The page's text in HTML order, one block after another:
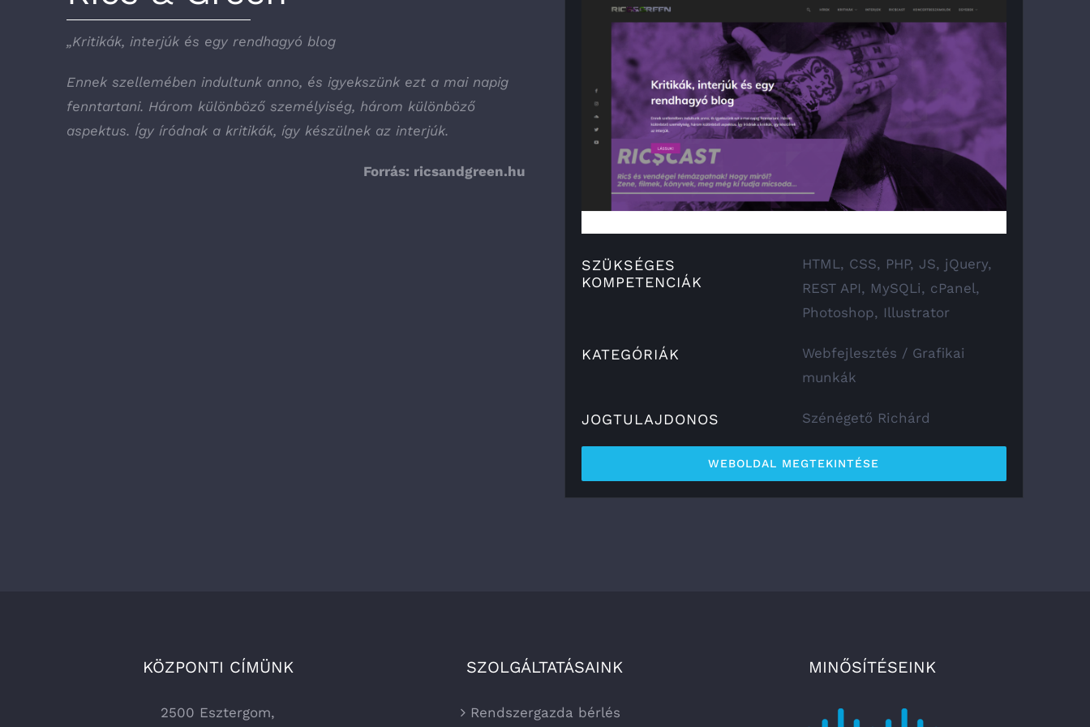
„Kritikák, interjúk és egy rendhagyó blog
Ennek szellemében indultunk anno, és igyekszünk ezt a mai napig
fenntartani. Három különböző személyiség, három különböző
aspektus. Így íródnak a kritikák, így készülnek az interjúk.
Forrás: ricsandgreen.hu
SZÜKSÉGES
KOMPETENCIÁK
HTML, CSS, PHP, JS, jQuery,
REST API, MySQLi, cPanel,
Photoshop, Illustrator
KATEGÓRIÁK
Webfejlesztés / Grafikai
munkák
JOGTULAJDONOS Szénégető Richárd
WEBOLDAL MEGTEKINTÉSE
KÖZPONTI CÍMÜNK
2500 Esztergom,
SZOLGÁLTATÁSAINK
Rendszergazda bérlés
MINŐSÍTÉSEINK